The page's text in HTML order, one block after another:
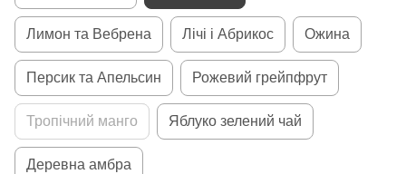
Лимон та Вебрена Лічі і Абрикос Ожина
Персик та Апельсин Рожевий грейпфрут
Тропічний манго Яблуко зелений чай
Деревна амбра